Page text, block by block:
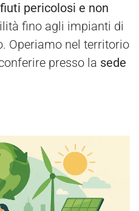
pericolosi e non
fino agli impianti di
Operiamo nel territorio
presso la sede